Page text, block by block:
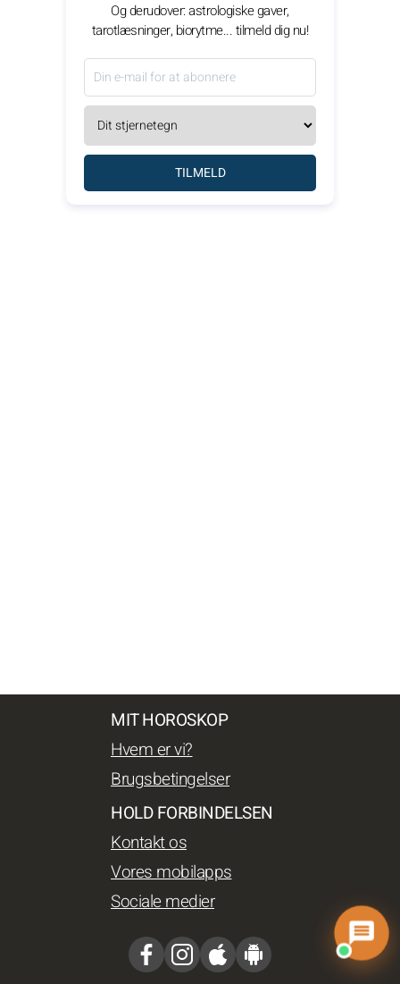
Og derudover: astrologiske gaver,
tarotlæsninger, biorytme... tilmeld dig nu!
TILMELD
MIT HOROSKOP
Hvem er vi?
Brugsbetingelser
HOLD FORBINDELSEN
Kontakt os
Vores mobilapps
Sociale medier